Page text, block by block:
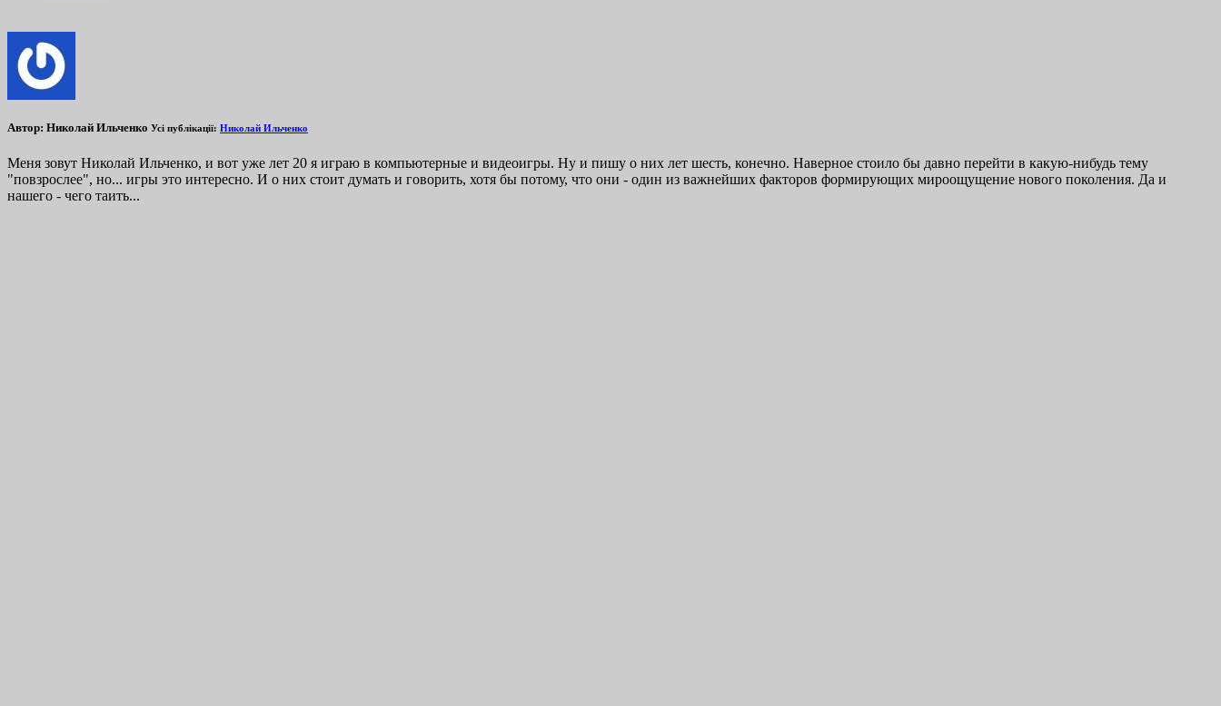
Автор: Николай Ильченко Усі публікації: Николай Ильченко
Меня зовут Николай Ильченко, и вот уже лет 20 я играю в компьютерные и видеоигры. Ну и пишу о них лет шесть, конечно. Наверное стоило бы давно перейти в какую-нибудь тему
"повзрослее", но... игры это интересно. И о них стоит думать и говорить, хотя бы потому, что они - один из важнейших факторов формирующих мироощущение нового поколения. Да и
нашего - чего таить...